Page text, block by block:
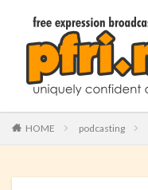
HOME podcasting